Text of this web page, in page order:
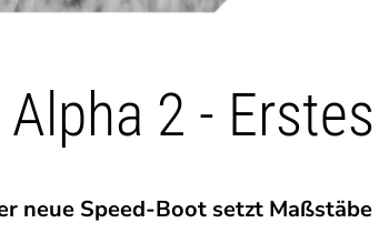
2 -
neue Speed-Boot setzt Maßstäbe